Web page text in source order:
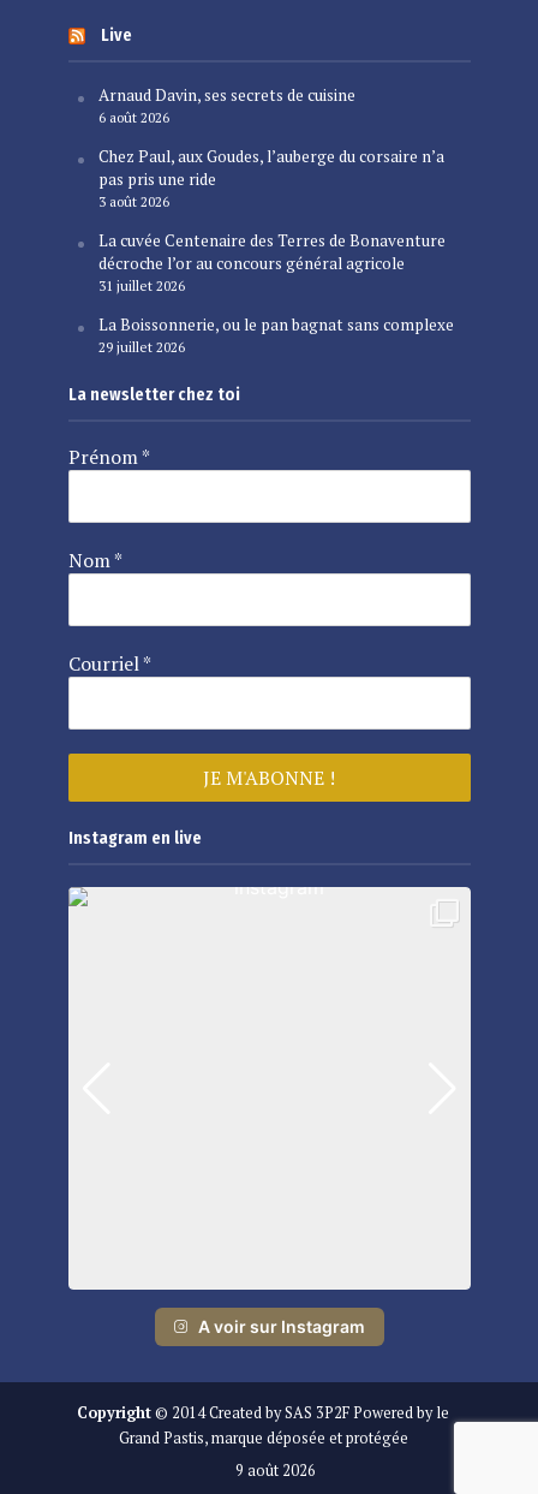
Live
Arnaud Davin, ses secrets de cuisine
6 août 2026
Chez Paul, aux Goudes, l’auberge du corsaire n’a
pas pris une ride
3 août 2026
La cuvée Centenaire des Terres de Bonaventure
décroche l’or au concours général agricole
31 juillet 2026
La Boissonnerie, ou le pan bagnat sans complexe
29 juillet 2026
La newsletter chez toi
Prénom*
Nom*
Courriel*
Instagram en live
A voir sur Instagram
Copyright© 2014 Created by SAS 3P2F Powered by le
Grand Pastis, marque déposée et protégée
9 août 2026